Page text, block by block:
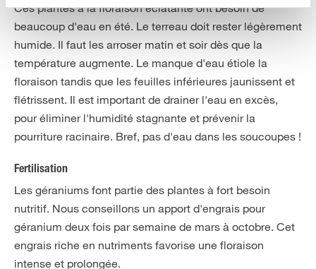
Ces plantes à la floraison éclatante ont besoin de
beaucoup d'eau en été. Le terreau doit rester légèrement
humide. Il faut les arroser matin et soir dès que la
température augmente. Le manque d'eau étiole la
floraison tandis que les feuilles inférieures jaunissent et
flétrissent. Il est important de drainer l'eau en excès,
pour éliminer l'humidité stagnante et prévenir la
pourriture racinaire. Bref, pas d'eau dans les soucoupes !
Fertilisation
Les géraniums font partie des plantes à fort besoin
nutritif. Nous conseillons un apport d'engrais pour
géranium deux fois par semaine de mars à octobre. Cet
engrais riche en nutriments favorise une floraison
intense et prolongée.